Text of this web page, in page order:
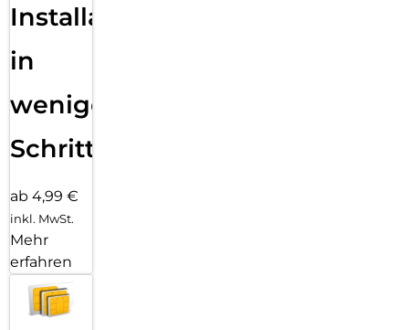
Installation
in
wenigen
Schritten
ab 4,99 €
inkl. MwSt.
Mehr
erfahren